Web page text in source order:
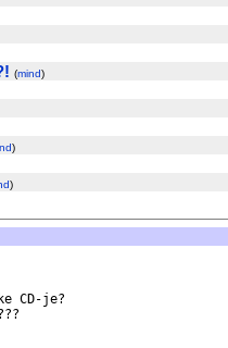
(mind)
)
)
CD-je?